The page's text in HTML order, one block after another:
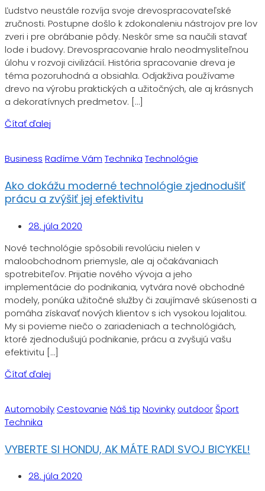
Ľudstvo neustále rozvíja svoje drevospracovateľské
zručnosti. Postupne došlo k zdokonaleniu nástrojov pre lov
zveri i pre obrábanie pôdy. Neskôr sme sa naučili stavať
lode i budovy. Drevospracovanie hralo neodmysliteľnou
úlohu v rozvoji civilizácií. História spracovanie dreva je
téma pozoruhodná a obsiahla. Odjakživa používame
drevo na výrobu praktických a užitočných, ale aj krásnych
a dekoratívnych predmetov. […]
Čítať ďalej
Business Radíme Vám Technika Technológie
Ako dokážu moderné technológie zjednodušiť
prácu a zvýšiť jej efektivitu
28. júla 2020
Nové technológie spôsobili revolúciu nielen v
maloobchodnom priemysle, ale aj očakávaniach
spotrebiteľov. Prijatie nového vývoja a jeho
implementácie do podnikania, vytvára nové obchodné
modely, ponúka užitočné služby či zaujímavé skúsenosti a
pomáha získavať nových klientov s ich vysokou lojalitou.
My si povieme niečo o zariadeniach a technológiách,
ktoré zjednodušujú podnikanie, prácu a zvyšujú vašu
efektivitu […]
Čítať ďalej
Automobily Cestovanie Náš tip Novinky outdoor Šport
Technika
VYBERTE SI HONDU, AK MÁTE RADI SVOJ BICYKEL!
28. júla 2020